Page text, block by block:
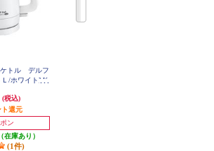
ケトル デルフ
Ｌ/ホワイト] K
(税込)
ト還元
ン
在庫あり）
(1件)